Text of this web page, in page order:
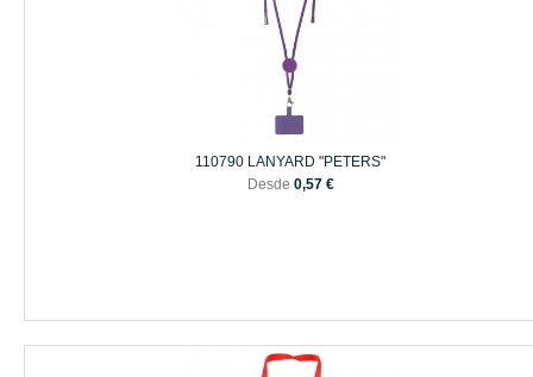
110790 LANYARD "PETERS"
Desde 0,57 €